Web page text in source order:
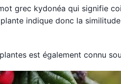
grec kydonéa qui signifie
indique donc la
est également connu